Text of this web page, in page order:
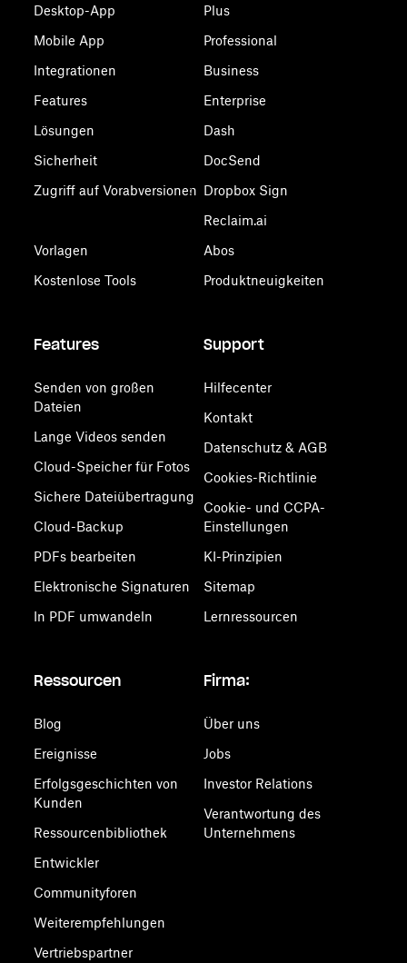
Desktop-App
Mobile App
Integrationen
Features
Lösungen
Sicherheit
Zugriff auf Vorabversionen
Vorlagen
Kostenlose Tools
Plus
Professional
Business
Enterprise
Dash
DocSend
Dropbox Sign
Reclaim.ai
Abos
Produktneuigkeiten
Features
Senden von großen
Dateien
Lange Videos senden
Cloud-Speicher für Fotos
Sichere Dateiübertragung
Cloud-Backup
PDFs bearbeiten
Elektronische Signaturen
In PDF umwandeln
Support
Hilfecenter
Kontakt
Datenschutz & AGB
Cookies-Richtlinie
Cookie- und CCPA-
Einstellungen
KI-Prinzipien
Sitemap
Lernressourcen
Ressourcen
Blog
Ereignisse
Erfolgsgeschichten von
Kunden
Ressourcenbibliothek
Entwickler
Communityforen
Weiterempfehlungen
Vertriebspartner
Firma:
Über uns
Jobs
Investor Relations
Verantwortung des
Unternehmens